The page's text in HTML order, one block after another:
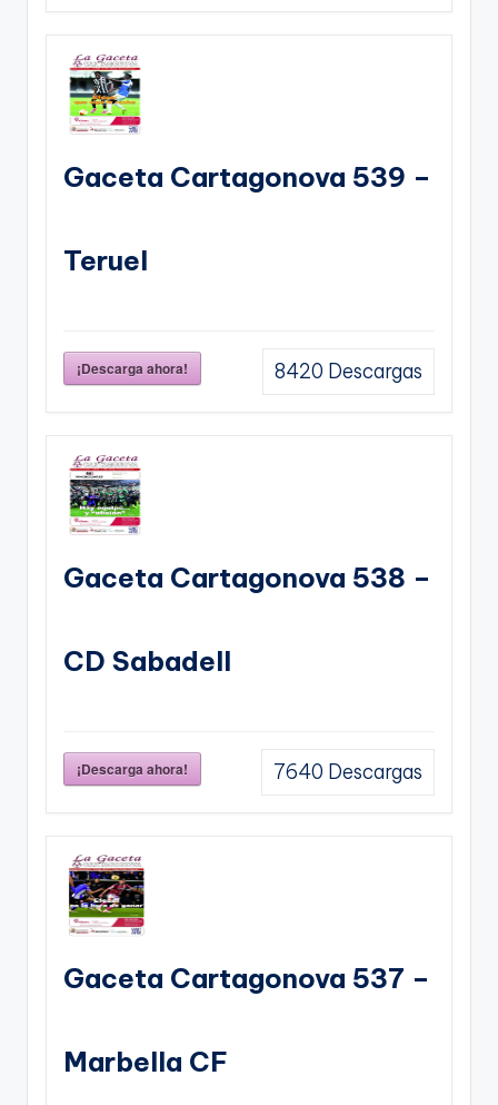
Gaceta Cartagonova 539 –
Teruel
¡Descarga ahora! 8420 Descargas
Gaceta Cartagonova 538 –
CD Sabadell
¡Descarga ahora! 7640 Descargas
Gaceta Cartagonova 537 –
Marbella CF